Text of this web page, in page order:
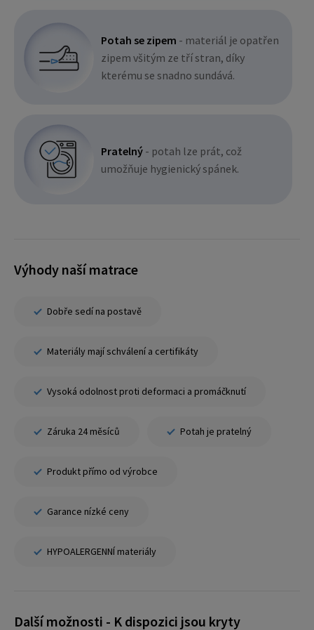
Potah se zipem - materiál je opatřen
zipem všitým ze tří stran, díky
kterému se snadno sundává.
Pratelný - potah lze prát, což
umožňuje hygienický spánek.
Výhody naší matrace
Dobře sedí na postavě
Materiály mají schválení a certifikáty
Vysoká odolnost proti deformaci a promáčknutí
Záruka 24 měsíců Potah je pratelný
Produkt přímo od výrobce
Garance nízké ceny
HYPOALERGENNÍ materiály
Další možnosti - K dispozici jsou kryty